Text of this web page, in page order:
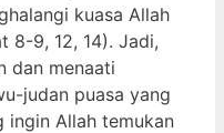
kuasa Allah
8-9, 12, 14). Jadi,
dan menaati
judan puasa yang
ingin Allah temukan